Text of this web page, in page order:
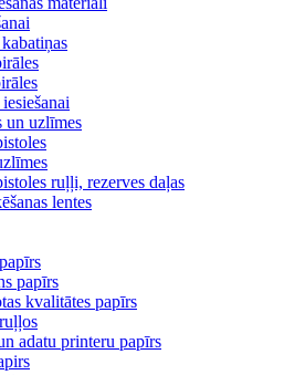
un uzlīmes
ruļļi, rezerves daļas
lentes
papīrs
kvalitātes papīrs
adatu printeru papīrs